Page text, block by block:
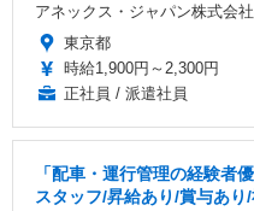
アネックス・ジャパン株式会社
東京都
時給1,900円～2,300円
正社員 / 派遣社員
「配車・運行管理の経験者
スタッフ/昇給あり/賞与あ